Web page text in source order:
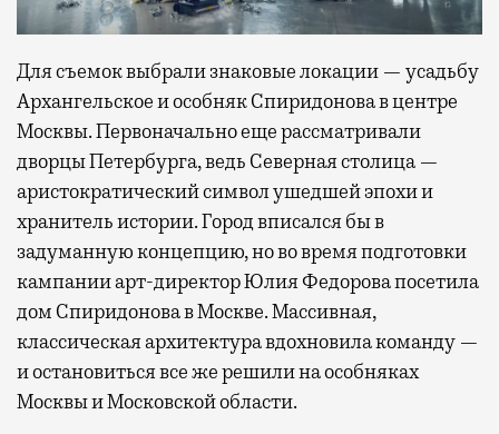
Для съемок выбрали знаковые локации — усадьбу
Архангельское и особняк Спиридонова в центре
Москвы. Первоначально еще рассматривали
дворцы Петербурга, ведь Северная столица —
аристократический символ ушедшей эпохи и
хранитель истории. Город вписался бы в
задуманную концепцию, но во время подготовки
кампании арт-директор Юлия Федорова посетила
дом Спиридонова в Москве. Массивная,
классическая архитектура вдохновила команду —
и остановиться все же решили на особняках
Москвы и Московской области.